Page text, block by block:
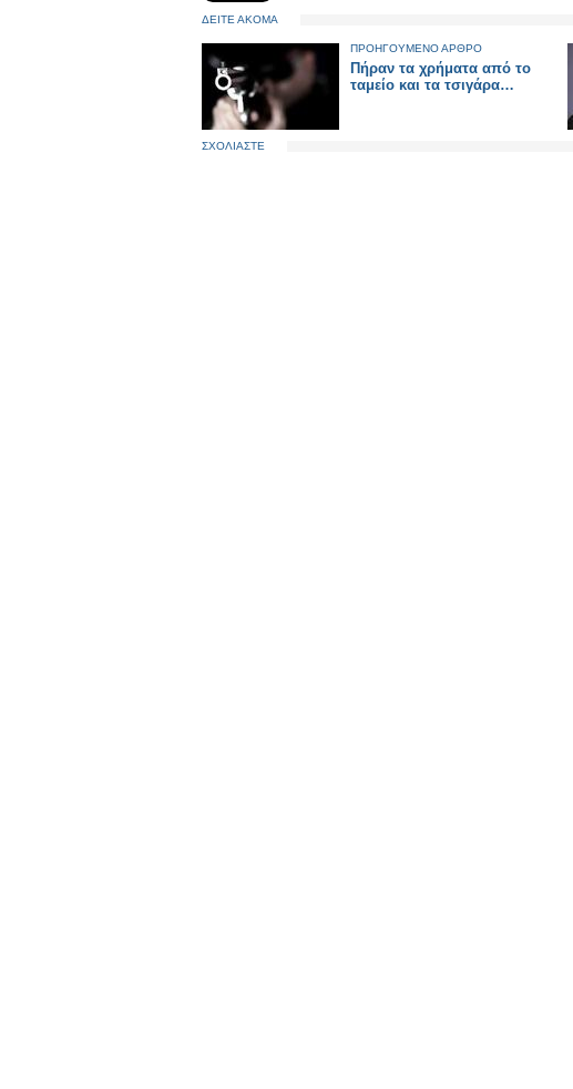
ΔΕΙΤΕ ΑΚΟΜΑ
ΠΡΟΗΓΟΥΜΕΝΟ ΑΡΘΡΟ
Πήραν τα χρήματα από το
ταμείο και τα τσιγάρα…
ΣΧΟΛΙΑΣΤΕ